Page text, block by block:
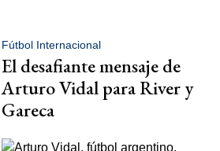
Fútbol Internacional
El desafiante mensaje de
Arturo Vidal para River y
Gareca